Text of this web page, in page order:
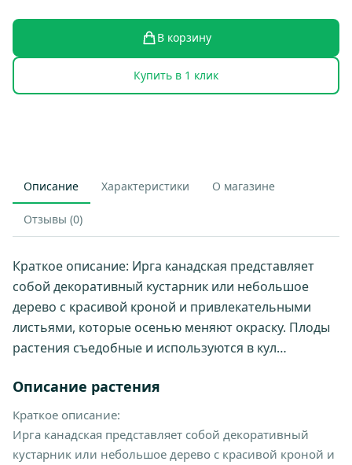
В корзину
Купить в 1 клик
Описание Характеристики О магазине
Отзывы (0)
Краткое описание: Ирга канадская представляет
собой декоративный кустарник или небольшое
дерево с красивой кроной и привлекательными
листьями, которые осенью меняют окраску. Плоды
растения съедобные и используются в кул…
Описание растения
Краткое описание:
Ирга канадская представляет собой декоративный
кустарник или небольшое дерево с красивой кроной и